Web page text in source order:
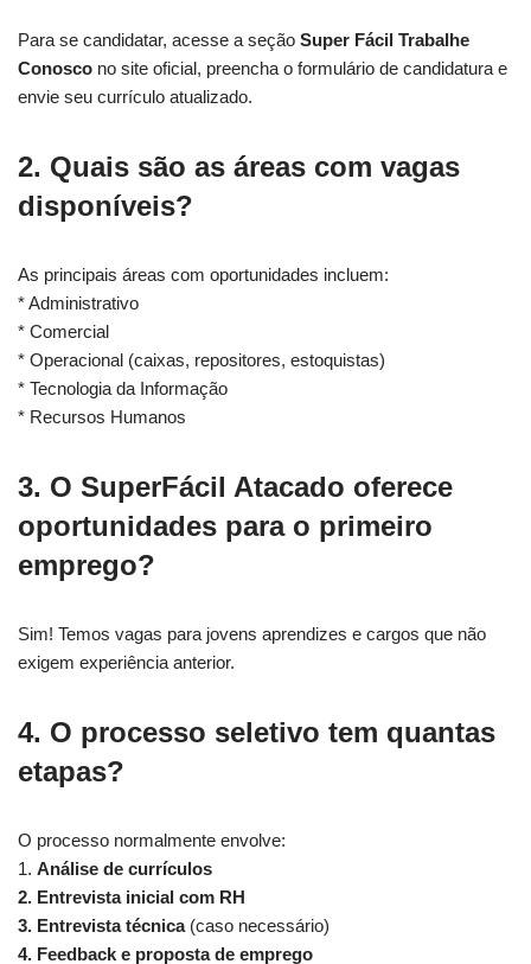
Para se candidatar, acesse a seção Super Fácil Trabalhe
Conosco no site oficial, preencha o formulário de candidatura e
envie seu currículo atualizado.
2. Quais são as áreas com vagas
disponíveis?
As principais áreas com oportunidades incluem:
* Administrativo
* Comercial
* Operacional (caixas, repositores, estoquistas)
* Tecnologia da Informação
* Recursos Humanos
3. O SuperFácil Atacado oferece
oportunidades para o primeiro
emprego?
Sim! Temos vagas para jovens aprendizes e cargos que não
exigem experiência anterior.
4. O processo seletivo tem quantas
etapas?
O processo normalmente envolve:
1. Análise de currículos
2. Entrevista inicial com RH
3. Entrevista técnica(caso necessário)
4. Feedback e proposta de emprego